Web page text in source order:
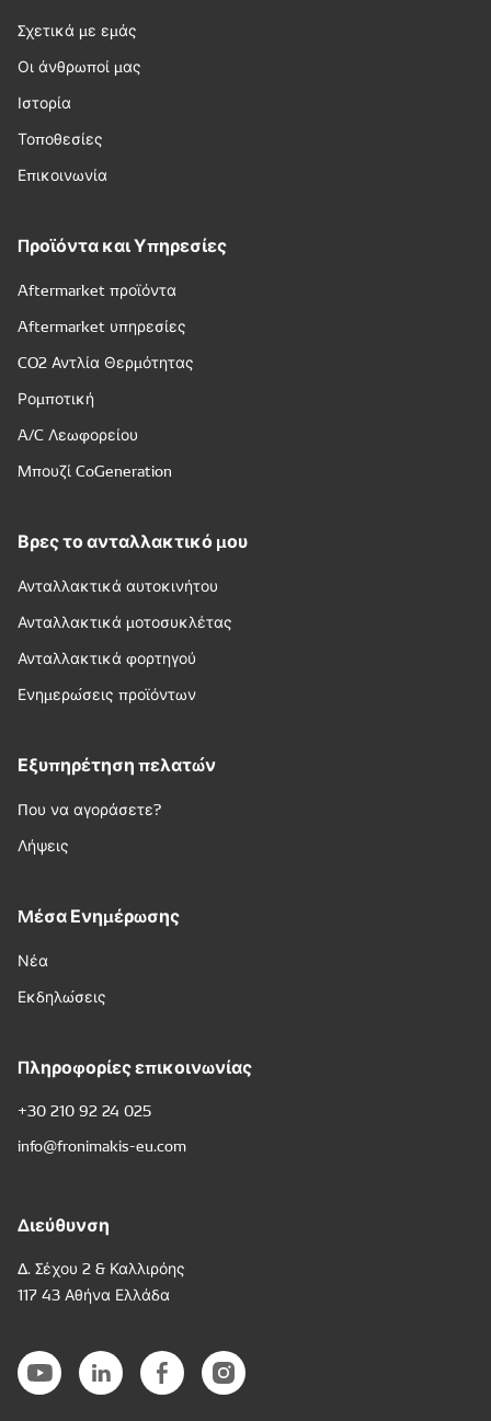
Σχετικά με εμάς
Οι άνθρωποί μας
Ιστορία
Τοποθεσίες
Επικοινωνία
Προϊόντα και Υπηρεσίες
Aftermarket προϊόντα
Aftermarket υπηρεσίες
CO2 Αντλία Θερμότητας
Ρομποτική
A/C Λεωφορείου
Μπουζί CoGeneration
Βρες το ανταλλακτικό μου
Ανταλλακτικά αυτοκινήτου
Ανταλλακτικά μοτοσυκλέτας
Ανταλλακτικά φορτηγού
Ενημερώσεις προϊόντων
Εξυπηρέτηση πελατών
Που να αγοράσετε?
Λήψεις
Μέσα Ενημέρωσης
Νέα
Εκδηλώσεις
Πληροφορίες επικοινωνίας
+30 210 92 24 025
info@fronimakis-eu.com
Διεύθυνση
Δ. Σέχου 2 & Καλλιρόης
117 43 Αθήνα Ελλάδα